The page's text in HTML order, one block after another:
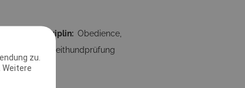
zu.
Weitere
Disziplin: Obedience,
Begleithundprüfung